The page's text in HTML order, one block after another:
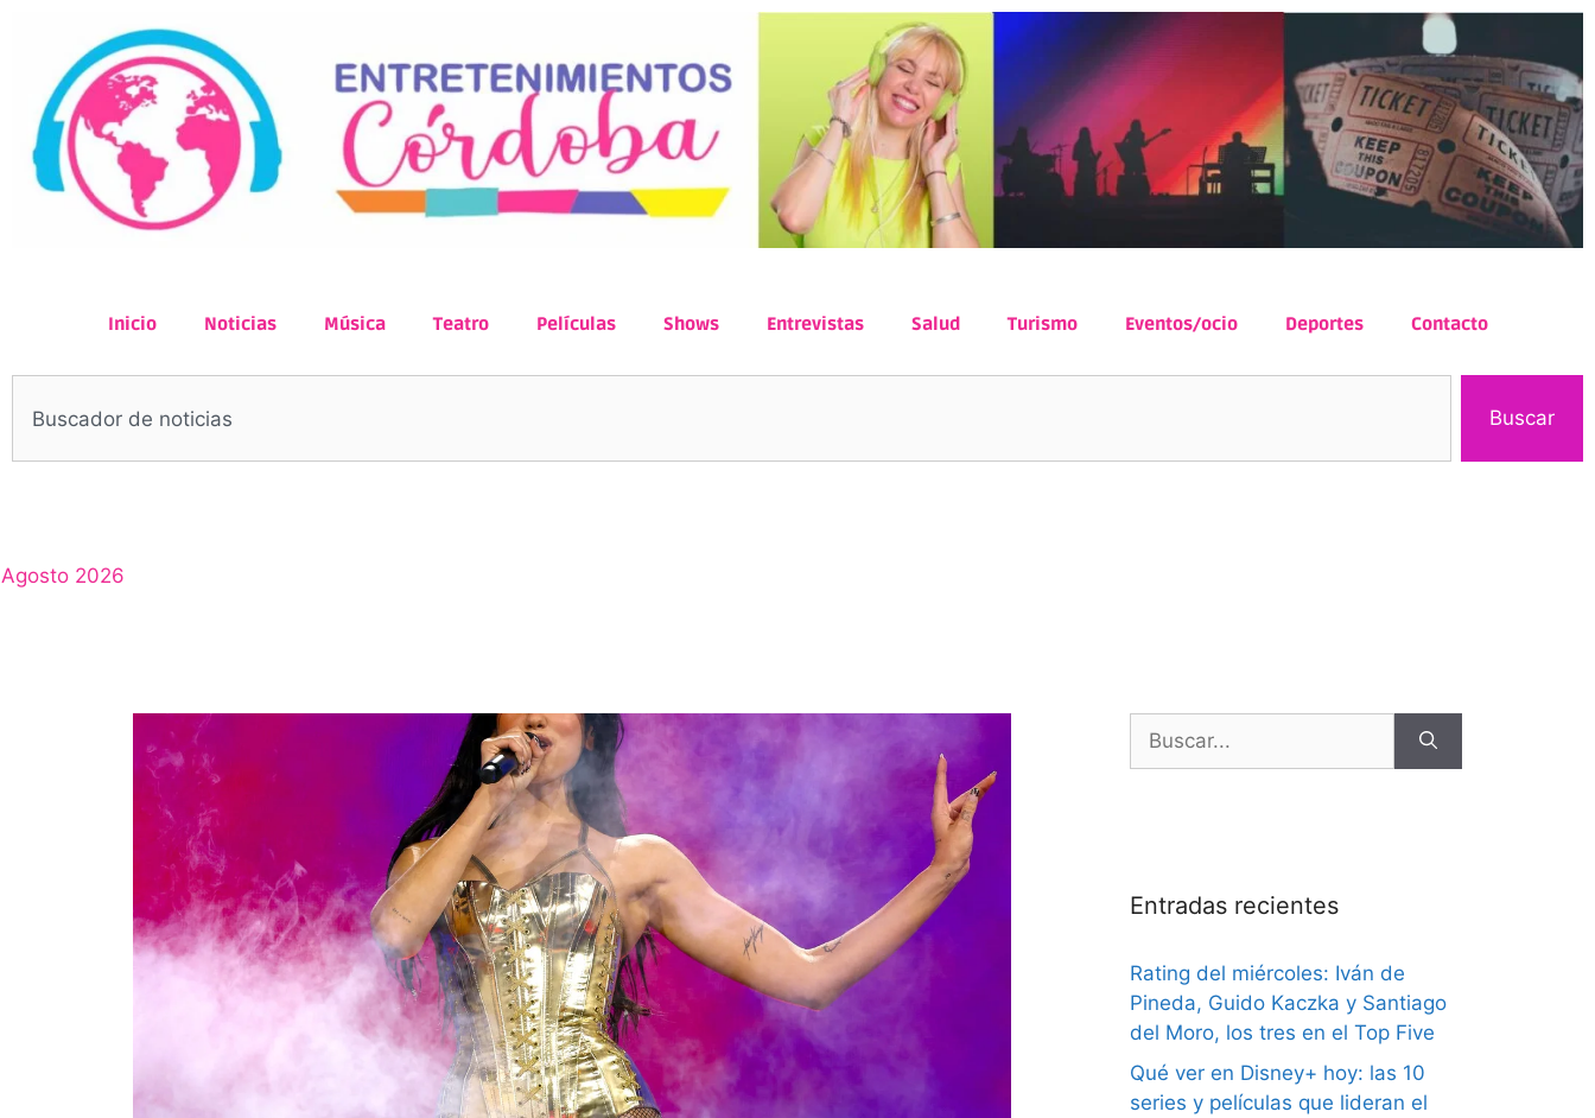
Inicio Noticias Música Teatro Películas Shows Entrevistas Salud Turismo Eventos/ocio Deportes Contacto
Buscar
Agosto 2026
Entradas recientes
Rating del miércoles: Iván de
Pineda, Guido Kaczka y Santiago
del Moro, los tres en el Top Five
Qué ver en Disney+ hoy: las 10
series y películas que lideran el